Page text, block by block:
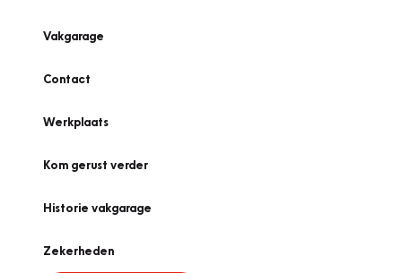
Vakgarage
Contact
Werkplaats
Kom gerust verder
Historie vakgarage
Zekerheden